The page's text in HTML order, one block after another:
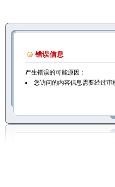
错误信息
产生错误的可能原因：
您访问的内容信息需要经过审